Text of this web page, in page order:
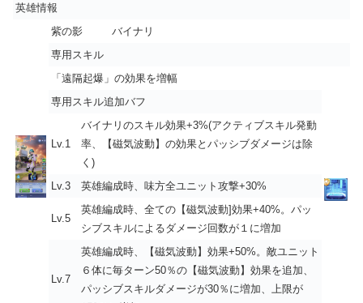
英雄情報
紫の影
バイナリ
専用スキル
「遠隔起爆」の効果を増幅
専用スキル追加バフ
Lv.1
バイナリのスキル効果+3%(アクティブスキル発動
率、【磁気波動】の効果とパッシブダメージは除
く)
Lv.3
英雄編成時、味方全ユニット攻撃+30%
Lv.5
英雄編成時、全ての【磁気波動]効果+40%。パッ
シブスキルによるダメージ回数が１に増加
Lv.7
英雄編成時、【磁気波動】効果+50%。敵ユニット
６体に毎ターン50％の【磁気波動】効果を追加、
パッシブスキルダメージが30％に増加、上限が